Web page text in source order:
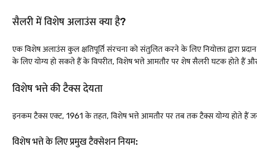
सैलरी में विशेष अलाउंस क्या है?
एक विशेष अलाउंस कुल क्षतिपूर्ति संरचना को संतुलित करने के लिए नियोक्ता द्वारा
के लिए योग्य हो सकते हैं के विपरीत, विशेष भत्ते आमतौर पर शेष सैलरी घटक होते हैं
विशेष भत्ते की टैक्स देयता
इनकम टैक्स एक्ट, 1961 के तहत, विशेष भत्ते आमतौर पर तब तक टैक्स योग्य होते हैं
विशेष भत्ते के लिए प्रमुख टैक्सेशन नियम: